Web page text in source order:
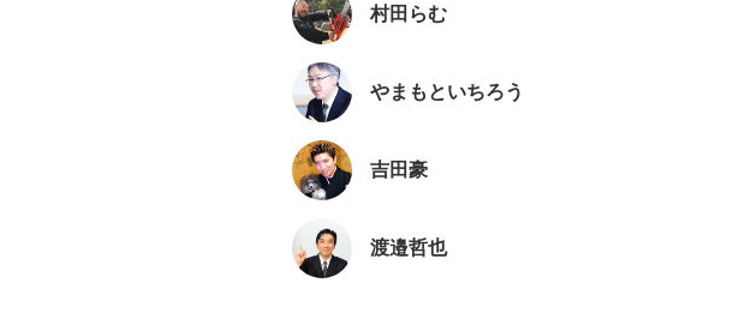
村田らむ
やまもといちろう
吉田豪
渡邉哲也